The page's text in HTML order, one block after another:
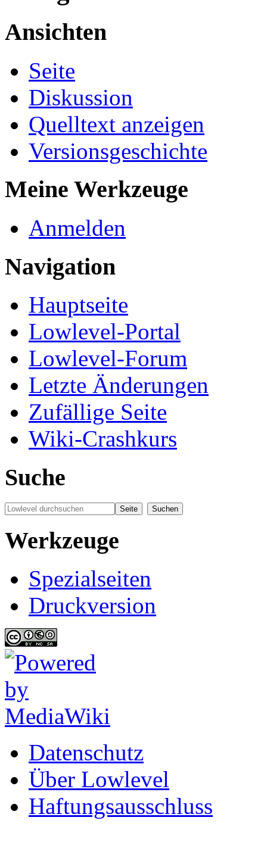
Ansichten
Seite
Diskussion
Quelltext anzeigen
Versionsgeschichte
Meine Werkzeuge
Anmelden
Navigation
Hauptseite
Lowlevel-Portal
Lowlevel-Forum
Letzte Änderungen
Zufällige Seite
Wiki-Crashkurs
Suche
Werkzeuge
Spezialseiten
Druckversion
Datenschutz
Über Lowlevel
Haftungsausschluss